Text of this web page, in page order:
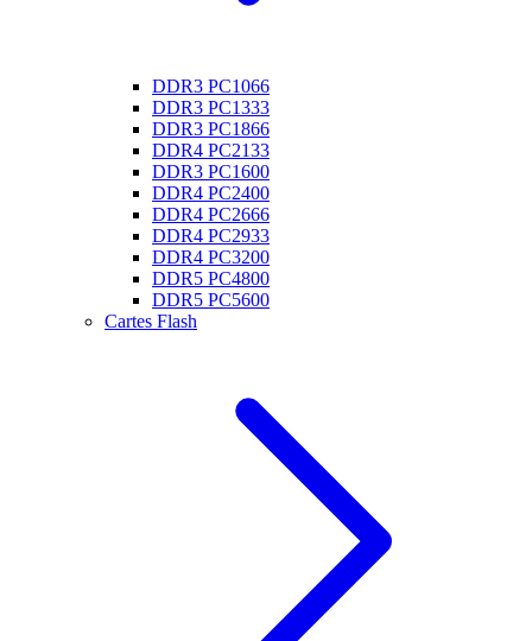
DDR3 PC1066
DDR3 PC1333
DDR3 PC1866
DDR4 PC2133
DDR3 PC1600
DDR4 PC2400
DDR4 PC2666
DDR4 PC2933
DDR4 PC3200
DDR5 PC4800
DDR5 PC5600
Cartes Flash